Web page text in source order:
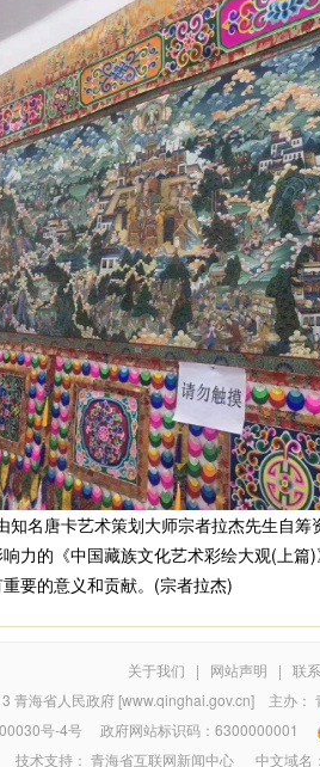
名唐卡艺术策划大师宗者拉杰先生自筹
力的《中国藏族文化艺术彩绘大观(上
要的意义和贡献。(宗者拉杰)
关于我们 | 网站声明 | 联
青海省人民政府 [www.qinghai.gov.cn] 主办：
号-4号政府网站标识码：6300000001
技术支持： 青海省互联网新闻中心中文域名：